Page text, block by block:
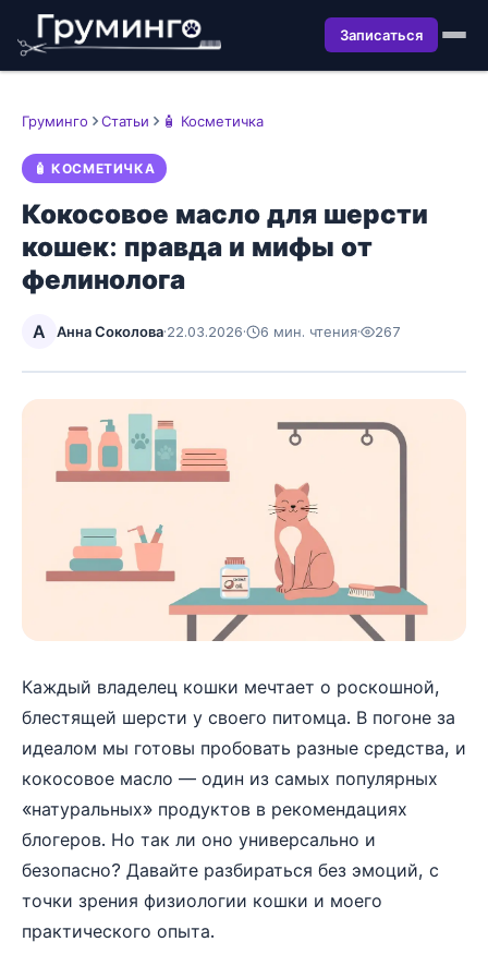
Записаться
Груминго Статьи 🧴 Косметичка
🧴 КОСМЕТИЧКА
Кокосовое масло для шерсти
кошек: правда и мифы от
фелинолога
А Анна Соколова·22.03.2026· 6 мин. чтения· 267
Каждый владелец кошки мечтает о роскошной,
блестящей шерсти у своего питомца. В погоне за
идеалом мы готовы пробовать разные средства, и
кокосовое масло — один из самых популярных
«натуральных» продуктов в рекомендациях
блогеров. Но так ли оно универсально и
безопасно? Давайте разбираться без эмоций, с
точки зрения физиологии кошки и моего
практического опыта.